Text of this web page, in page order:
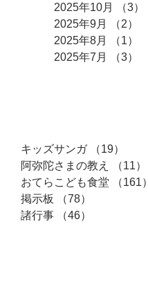
2025年10月
（3）
2025年9月
（2）
2025年8月
（1）
2025年7月
（3）
キッズサンガ （19）
阿弥陀さまの教え
（11）
おてらこども食堂
（161）
掲示板
（78）
諸行事
（46）